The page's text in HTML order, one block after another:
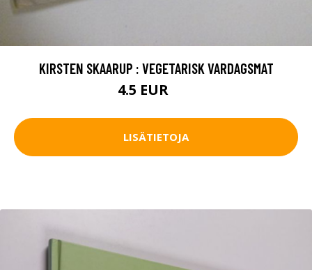
KIRSTEN SKAARUP : VEGETARISK VARDAGSMAT
4.5 EUR
LISÄTIETOJA